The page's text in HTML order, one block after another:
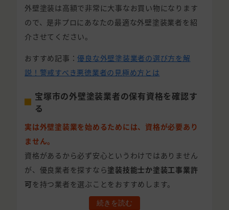
外壁塗装は高額で非常に大事なお買い物になります
ので、是非プロにあなたの最適な外壁塗装業者を紹
介させてください。
おすすめ記事：優良な外壁塗装業者の選び方を解
説！警戒すべき悪徳業者の見極め方とは
宝塚市の外壁塗装業者の保有資格を確認す
る
実は外壁塗装業を始めるためには、資格が必要あり
ません。
資格があるから必ず安心というわけではありません
が、優良業者を探すなら塗装技能士か塗装工事業許
可 を持つ業者を選ぶことをおすすめします。
続きを読む